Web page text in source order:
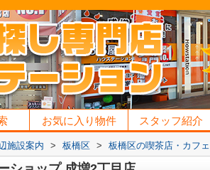
お気に入り物件 スタッフ紹介
施設案内 > 板橋区 > 板橋区の喫茶店・カフェ